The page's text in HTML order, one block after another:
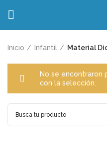
Inicio Infantil Material
No se encontraron
con la selección.